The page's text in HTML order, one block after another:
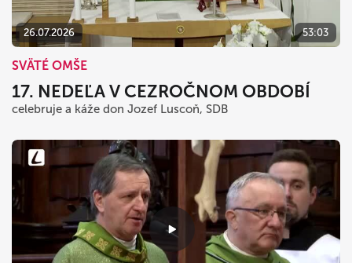
26.07.2026 53:03
SVÄTÉ OMŠE
17. NEDEĽA V CEZROČNOM OBDOBÍ
celebruje a káže don Jozef Luscoň, SDB